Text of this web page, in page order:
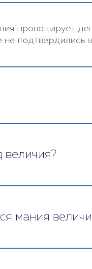
провоцирует
не подтвердились
величия?
роду, что он
кто-либо
мания
влияние на